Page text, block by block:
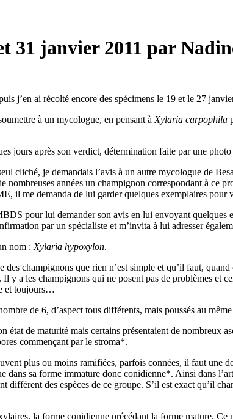
31 janvier 2011 par
j’en ai récolté encore des spécimens le 19 et le 27
à un mycologue, en pensant à Xylaria carpophila
jours après son verdict, détermination faite par une photo
cliché, je demandais l’avis à un autre mycologue de
années un champignon correspondant à ce
il me demanda de lui garder quelques exemplaires
pour lui demander son avis en lui envoyant
par un spécialiste et m’invita à lui adresser
nom : Xylaria hypoxylon.
des champignons que rien n’est simple et qu’il faut,
y a les champignons qui ne posent pas de problèmes
et toujours…
de 6, d’aspect tous différents, mais poussés au
état de maturité mais certains présentaient de
commençant par le stroma*.
plus ou moins ramifiées, parfois connées, il faut une
dans sa forme immature donc conidienne*. Ainsi dans
différent des espèces de ce groupe. S’il est exact qu’il
la forme conidienne précédant la forme mature.